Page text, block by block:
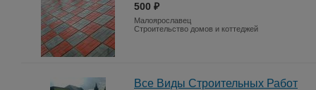
500 ₽
Малоярославец
Строительство домов и коттеджей
Все Виды Строительных Работ